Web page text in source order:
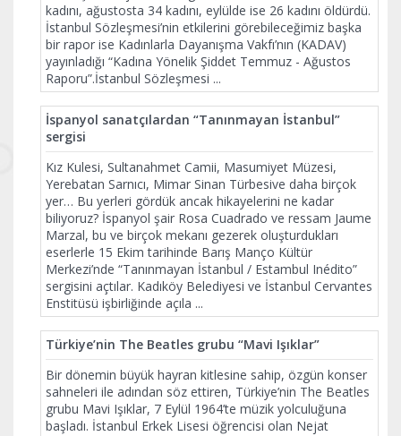
kadını, ağustosta 34 kadını, eylülde ise 26 kadını öldürdü.
İstanbul Sözleşmesi’nin etkilerini görebileceğimiz başka
bir rapor ise Kadınlarla Dayanışma Vakfı’nın (KADAV)
yayınladığı “Kadına Yönelik Şiddet Temmuz - Ağustos
Raporu”.İstanbul Sözleşmesi ...
İspanyol sanatçılardan “Tanınmayan İstanbul”
sergisi
Kız Kulesi, Sultanahmet Camii, Masumiyet Müzesi,
Yerebatan Sarnıcı, Mimar Sinan Türbesive daha birçok
yer… Bu yerleri gördük ancak hikayelerini ne kadar
biliyoruz? İspanyol şair Rosa Cuadrado ve ressam Jaume
Marzal, bu ve birçok mekanı gezerek oluşturdukları
eserlerle 15 Ekim tarihinde Barış Manço Kültür
Merkezi’nde “Tanınmayan İstanbul / Estambul Inédito”
sergisini açtılar. Kadıköy Belediyesi ve İstanbul Cervantes
Enstitüsü işbirliğinde açıla ...
Türkiye’nin The Beatles grubu “Mavi Işıklar”
Bir dönemin büyük hayran kitlesine sahip, özgün konser
sahneleri ile adından söz ettiren, Türkiye’nin The Beatles
grubu Mavi Işıklar, 7 Eylül 1964’te müzik yolculuğuna
başladı. İstanbul Erkek Lisesi öğrencisi olan Nejat